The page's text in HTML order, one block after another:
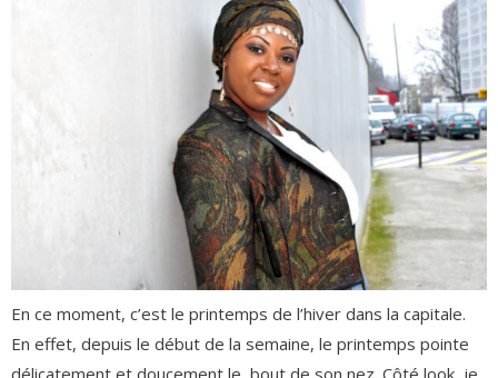
En ce moment, c’est le printemps de l’hiver dans la capitale.
En effet, depuis le début de la semaine, le printemps pointe